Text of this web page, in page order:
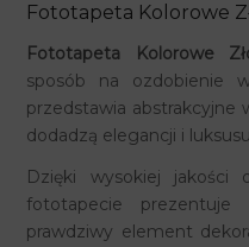
Fototapeta Kolorowe
Fototapeta Kolorowe
sposób na ozdobienie
przedstawia abstrakcyjne
dodadzą elegancji i
Dzięki wysokiej jakości
fototapecie prezentuje
prawdziwy element